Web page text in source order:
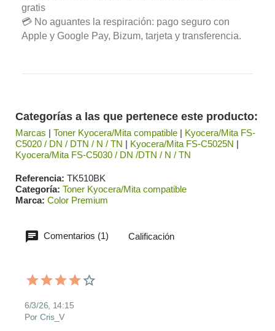
gratis
💳 No aguantes la respiración: pago seguro con
Apple y Google Pay, Bizum, tarjeta y transferencia.
Categorías a las que pertenece este producto:
Marcas | Toner Kyocera/Mita compatible | Kyocera/Mita FS-
C5020 / DN / DTN / N / TN | Kyocera/Mita FS-C5025N |
Kyocera/Mita FS-C5030 / DN /DTN / N / TN
Referencia TK510BK
Categoría Toner Kyocera/Mita compatible
Marca Color Premium
Comentarios (1) Calificación
6/3/26, 14:15
Por Cris_V